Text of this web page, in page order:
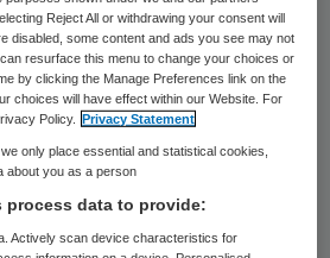
dagen later aan een
Dat meldt het AD.
bereikbaar
half jaar voor de
Mensen lopen na zo’n
grotere kans op een
Reject All or withdrawing your consent will
disabled, some content and ads you see may not
resurface this menu to change your choices or
by clicking the Manage Preferences link on the
choices will have effect within our Website. For
Policy.
Privacy Statement
only place essential and statistical cookies,
about you as a person
process data to provide:
Actively scan device characteristics for